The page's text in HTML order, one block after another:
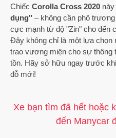
Xe bạn tìm đã hết hoặc
đến Manycar
Chiếc Corolla Cross 2020
dụng" – không cần phô
cực mạnh từ độ "Zin" cho đến
Đây không chỉ là một lựa chọn
trao vương miện cho sự thông
tồn. Hãy sở hữu ngay trước
đỗ mới!